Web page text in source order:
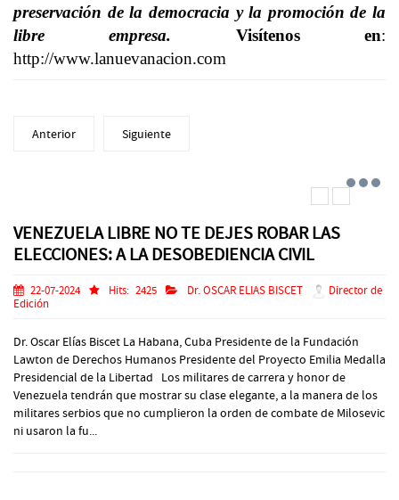
preservación de la democracia y la promoción de la
libre empresa. Visítenos en:
http://www.lanuevanacion.com
Anterior Siguiente
VENEZUELA LIBRE NO TE DEJES ROBAR LAS
ELECCIONES: A LA DESOBEDIENCIA CIVIL
22-07-2024 Hits: 2425 Dr. OSCAR ELIAS BISCET
Director de
Edición
Dr. Oscar Elías Biscet La Habana, Cuba Presidente de la Fundación
Lawton de Derechos Humanos Presidente del Proyecto Emilia Medalla
Presidencial de la Libertad Los militares de carrera y honor de
Venezuela tendrán que mostrar su clase elegante, a la manera de los
militares serbios que no cumplieron la orden de combate de Milosevic
ni usaron la fu...